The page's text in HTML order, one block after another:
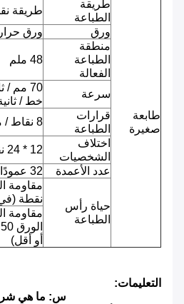
طابعة
صغيرة
طريقة
الطباعة
طريقة
ورق
ورق حراري
منطقة
الطباعة
الفعالة
48 ملم
سرعة
خط /
قرارات
الطباعة
8 نقاط / مم
اختلاف
الشخصيات
12 * 24 نقطة و 24 * 48 نقطة
عدد الأعمدة
32 عمودًا / خط
حياة رأس
الطباعة
نقطة
مقاومة
أو أقل)
التعليمات:
س: ما هي